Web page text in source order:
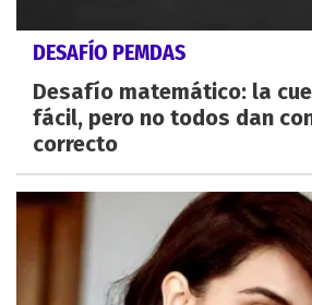
DESAFÍO PEMDAS
Desafío matemático: la
fácil, pero no todos dan
correcto